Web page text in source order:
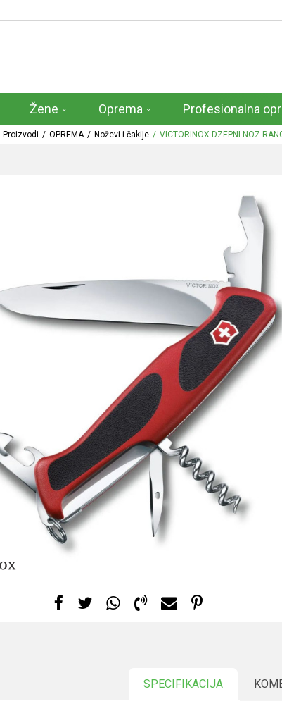
Žene Oprema Profesionalna
Proizvodi OPREMA Noževi i čakije VICTORINOX DZEPNI NOZ
SPECIFIKACIJA